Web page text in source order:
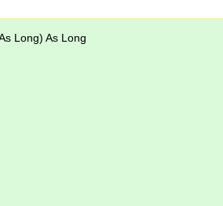
Long) As Long